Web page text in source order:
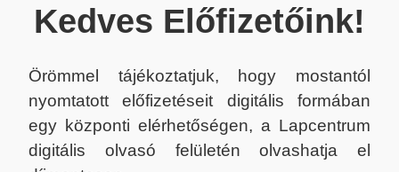
Kedves Előfizetőink!
Örömmel tájékoztatjuk, hogy mostantól
nyomtatott előfizetéseit digitális formában
egy központi elérhetőségen, a Lapcentrum
digitális olvasó felületén olvashatja el